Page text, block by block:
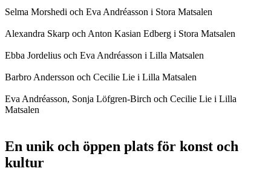
Selma Morshedi och Eva Andréasson i Stora Matsalen
Alexandra Skarp och Anton Kasian Edberg i Stora Matsalen
Ebba Jordelius och Eva Andréasson i Lilla Matsalen
Barbro Andersson och Cecilie Lie i Lilla Matsalen
Eva Andréasson, Sonja Löfgren-Birch och Cecilie Lie i Lilla
Matsalen
En unik och öppen plats för konst och
kultur